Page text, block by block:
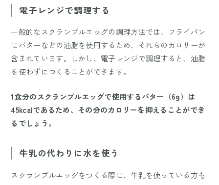
電子レンジで調理する
一般的なスクランブルエッグの調理方法では、フライパン
にバターなどの油脂を使用するため、それらのカロリーが
含まれています。しかし、電子レンジで調理すると、油脂
を使わずにつくることができます。
1食分のスクランブルエッグで使用するバター（6g）は
45kcalであるため、その分のカロリーを抑えることができ
るでしょう。
牛乳の代わりに水を使う
スクランブルエッグをつくる際に、牛乳を使っている方も